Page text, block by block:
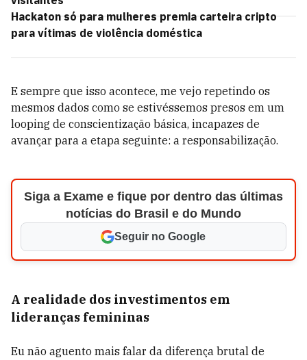
Hackaton só para mulheres premia carteira cripto
para vítimas de violência doméstica
E sempre que isso acontece, me vejo repetindo os
mesmos dados como se estivéssemos presos em um
looping de conscientização básica, incapazes de
avançar para a etapa seguinte: a responsabilização.
Siga a Exame e fique por dentro das últimas
notícias do Brasil e do Mundo
Seguir no Google
A realidade dos investimentos em
lideranças femininas
Eu não aguento mais falar da diferença brutal de